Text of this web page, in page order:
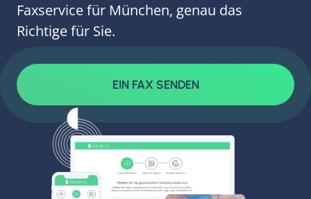
Faxservice für München, genau das
Richtige für Sie.
EIN FAX SENDEN